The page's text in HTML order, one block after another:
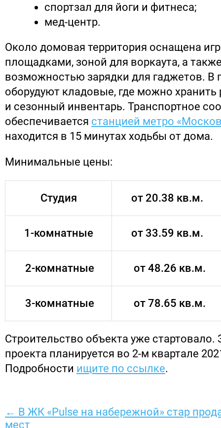
спортзал для йоги и фитнеса;
мед-центр.
Около домовая территория оснащена
площадками, зоной для воркаута, а
возможностью зарядки для гаджетов. В
оборудуют кладовые, где можно
и сезонный инвентарь. Транспортное
обеспечивается станцией метро
находится в 15 минутах ходьбы от дома.
Минимальные цены:
Студия от 20.38 кв.м.
1-комнатные от 33.59 кв.м.
2-комнатные от 48.26 кв.м.
3-комнатные от 78.65 кв.м.
Строительство объекта уже
проекта планируется во 2-м квартале
Подробности ищите по ссылке.
← В ЖК «Pulse на набережной» стар
мест